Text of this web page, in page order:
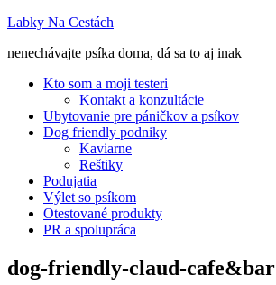
Labky Na Cestách
nenechávajte psíka doma, dá sa to aj inak
Kto som a moji testeri
Kontakt a konzultácie
Ubytovanie pre páničkov a psíkov
Dog friendly podniky
Kaviarne
Reštiky
Podujatia
Výlet so psíkom
Otestované produkty
PR a spolupráca
dog-friendly-claud-cafe&bar